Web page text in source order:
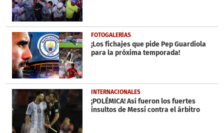
FOTOGALERÍAS
¡Los fichajes que pide Pep Guardiola
para la próxima temporada!
INTERNACIONALES
¡POLÉMICA! Así fueron los fuertes
insultos de Messi contra el árbitro